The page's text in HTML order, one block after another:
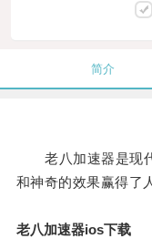
简介
老八加速器是现代
和神奇的效果赢得了
老八加速器ios下载